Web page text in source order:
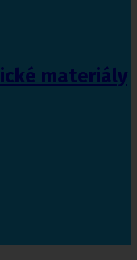
materiály